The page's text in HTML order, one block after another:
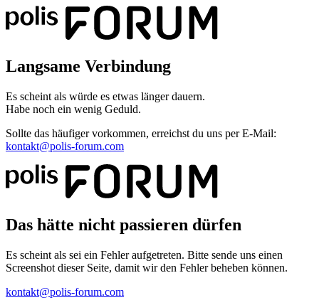
Langsame Verbindung
Es scheint als würde es etwas länger dauern.
Habe noch ein wenig Geduld.
Sollte das häufiger vorkommen, erreichst du uns per E-Mail:
kontakt@polis-forum.com
Das hätte nicht passieren dürfen
Es scheint als sei ein Fehler aufgetreten. Bitte sende uns einen
Screenshot dieser Seite, damit wir den Fehler beheben können.
kontakt@polis-forum.com